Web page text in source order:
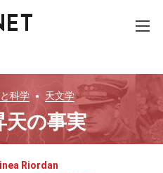
科学 天文学
天の事実
Riordan